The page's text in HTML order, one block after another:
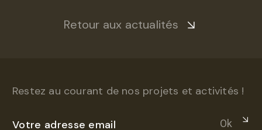
Retour aux actualités
Restez au courant de nos projets et activités !
Ok